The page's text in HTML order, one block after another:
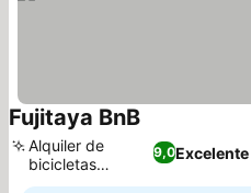
Fujitaya BnB
9,0Excelente
Alquiler de
bicicletas
práctico